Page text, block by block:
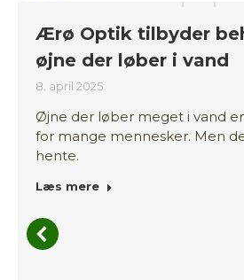
Ærø Optik tilbyder
øjne der løber i vand
8. april 2025
Øjne der løber meget i vand
for mange mennesker. Men
hente.
Læs mere